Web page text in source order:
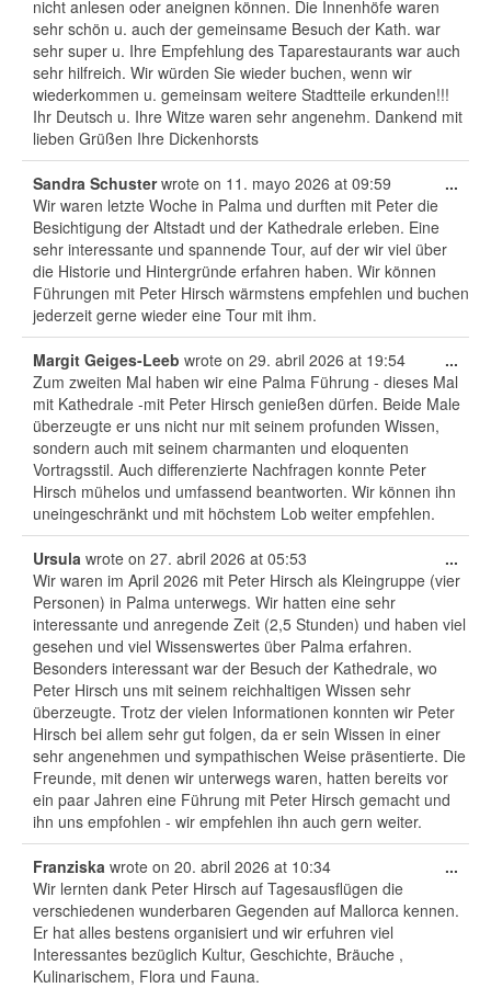
Der Frühling auf Mallorca: ein Fest der
wilden Blumen
Die Mandelblüte auf Mallorca
Feste, Märkte und Traditionen
April im Dezember
Der Dijous Bo – das Herz des
mallorquinischen Herbstes
Die Wochenmärkte Mallorcas – Ein Stück
echtes Inselleben erleben
Silvester auf Mallorca und in Palma
Kunst auf Mallorca
Mirall, Jaume Plensa in Palma
Museum Fundación Juan March in Palma
nicht anlesen oder aneignen können. Die Innenhöfe waren
sehr schön u. auch der gemeinsame Besuch der Kath. war
sehr super u. Ihre Empfehlung des Taparestaurants war auch
sehr hilfreich. Wir würden Sie wieder buchen, wenn wir
wiederkommen u. gemeinsam weitere Stadtteile erkunden!!!
Ihr Deutsch u. Ihre Witze waren sehr angenehm. Dankend mit
lieben Grüßen Ihre Dickenhorsts
Sandra Schusterwrote on 11. mayo 2026 at 09:59
Wir waren letzte Woche in Palma und durften mit Peter die
Besichtigung der Altstadt und der Kathedrale erleben. Eine
sehr interessante und spannende Tour, auf der wir viel über
die Historie und Hintergründe erfahren haben. Wir können
Führungen mit Peter Hirsch wärmstens empfehlen und buchen
jederzeit gerne wieder eine Tour mit ihm.
...
Margit Geiges-Leeb wrote on 29. abril 2026 at 19:54
Zum zweiten Mal haben wir eine Palma Führung - dieses Mal
mit Kathedrale -mit Peter Hirsch genießen dürfen. Beide Male
überzeugte er uns nicht nur mit seinem profunden Wissen,
sondern auch mit seinem charmanten und eloquenten
Vortragsstil. Auch differenzierte Nachfragen konnte Peter
Hirsch mühelos und umfassend beantworten. Wir können ihn
uneingeschränkt und mit höchstem Lob weiter empfehlen.
...
Ursula wrote on 27. abril 2026 at 05:53
Wir waren im April 2026 mit Peter Hirsch als Kleingruppe (vier
Personen) in Palma unterwegs. Wir hatten eine sehr
interessante und anregende Zeit (2,5 Stunden) und haben viel
gesehen und viel Wissenswertes über Palma erfahren.
Besonders interessant war der Besuch der Kathedrale, wo
Peter Hirsch uns mit seinem reichhaltigen Wissen sehr
überzeugte. Trotz der vielen Informationen konnten wir Peter
Hirsch bei allem sehr gut folgen, da er sein Wissen in einer
sehr angenehmen und sympathischen Weise präsentierte. Die
Freunde, mit denen wir unterwegs waren, hatten bereits vor
ein paar Jahren eine Führung mit Peter Hirsch gemacht und
ihn uns empfohlen - wir empfehlen ihn auch gern weiter.
...
this
Franziska wrote on 20. abril 2026 at 10:34
Wir lernten dank Peter Hirsch auf Tagesausflügen die
verschiedenen wunderbaren Gegenden auf Mallorca kennen.
Er hat alles bestens organisiert und wir erfuhren viel
Interessantes bezüglich Kultur, Geschichte, Bräuche ,
Kulinarischem, Flora und Fauna.
...